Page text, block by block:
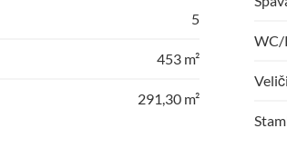
5
453 m²
291,30 m²
WC/